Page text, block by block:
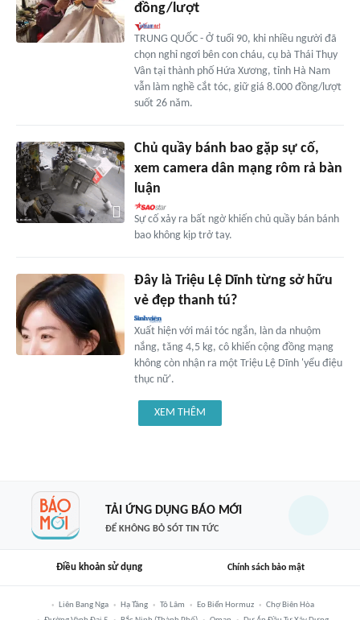
đồng/lượt
TRUNG QUỐC - Ở tuổi 90, khi nhiều người đã
chọn nghỉ ngơi bên con cháu, cụ bà Thái Thụy
Vân tại thành phố Hứa Xương, tỉnh Hà Nam
vẫn làm nghề cắt tóc, giữ giá 8.000 đồng/lượt
suốt 26 năm.
Chủ quầy bánh bao gặp sự cố,
xem camera dân mạng rôm rả bàn
luận
Sự cố xảy ra bất ngờ khiến chủ quầy bán bánh
bao không kịp trở tay.
Đây là Triệu Lệ Dĩnh từng sở hữu
vẻ đẹp thanh tú?
Xuất hiện với mái tóc ngắn, làn da nhuộm
nắng, tăng 4,5 kg, cô khiến cộng đồng mạng
không còn nhận ra một Triệu Lệ Dĩnh 'yểu điệu
thục nữ'.
XEM THÊM
TẢI ỨNG DỤNG BÁO MỚI
ĐỂ KHÔNG BỎ SÓT TIN TỨC
Điều khoản sử dụng Chính sách bảo mật
Liên Bang Nga Hạ Tầng Tô Lâm Eo Biển Hormuz
Chợ Biên Hòa